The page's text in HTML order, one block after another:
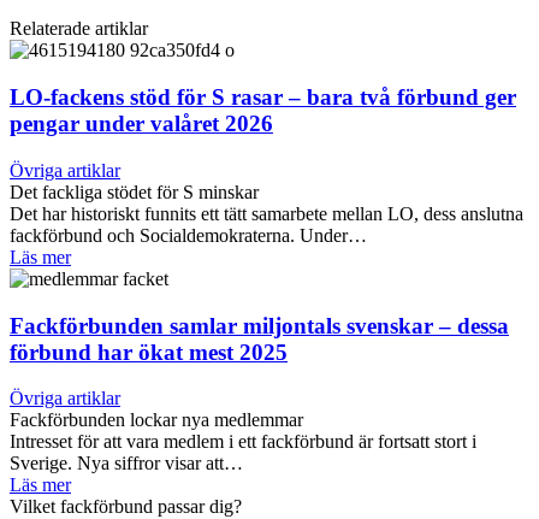
Relaterade artiklar
LO-fackens stöd för S rasar – bara två förbund ger
pengar under valåret 2026
Övriga artiklar
Det fackliga stödet för S minskar
Det har historiskt funnits ett tätt samarbete mellan LO, dess anslutna
fackförbund och Socialdemokraterna. Under…
Läs mer
Fackförbunden samlar miljontals svenskar – dessa
förbund har ökat mest 2025
Övriga artiklar
Fackförbunden lockar nya medlemmar
Intresset för att vara medlem i ett fackförbund är fortsatt stort i
Sverige. Nya siffror visar att…
Läs mer
Vilket fackförbund passar dig?